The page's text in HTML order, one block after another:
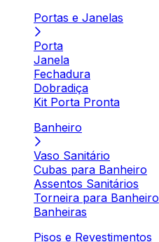
Portas e Janelas
Porta
Janela
Fechadura
Dobradiça
Kit Porta Pronta
Banheiro
Vaso Sanitário
Cubas para Banheiro
Assentos Sanitários
Torneira para Banheiro
Banheiras
Pisos e Revestimentos